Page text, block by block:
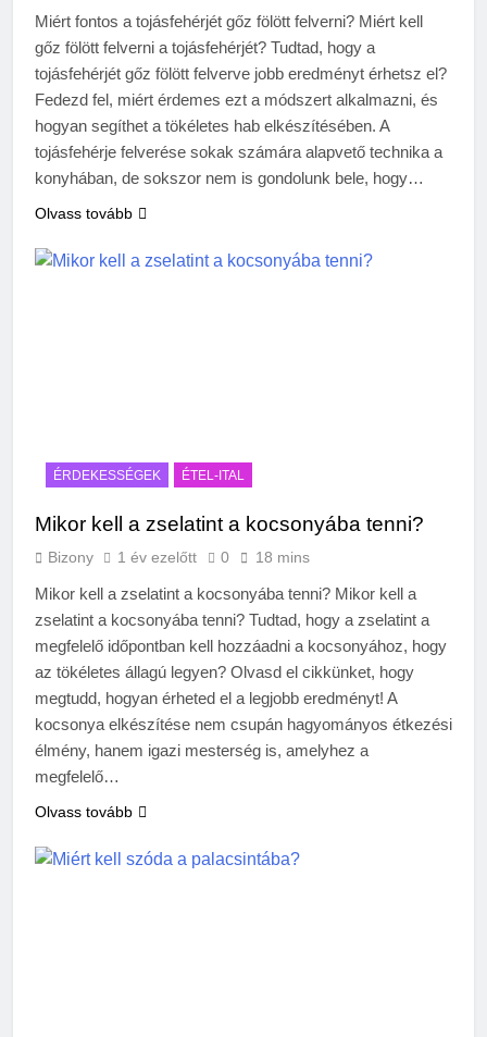
Miért fontos a tojásfehérjét gőz fölött felverni? Miért kell
gőz fölött felverni a tojásfehérjét? Tudtad, hogy a
tojásfehérjét gőz fölött felverve jobb eredményt érhetsz el?
Fedezd fel, miért érdemes ezt a módszert alkalmazni, és
hogyan segíthet a tökéletes hab elkészítésében. A
tojásfehérje felverése sokak számára alapvető technika a
konyhában, de sokszor nem is gondolunk bele, hogy…
Olvass tovább
ÉRDEKESSÉGEK ÉTEL-ITAL
Mikor kell a zselatint a kocsonyába tenni?
Bizony 1 év ezelőtt 0 18 mins
Mikor kell a zselatint a kocsonyába tenni? Mikor kell a
zselatint a kocsonyába tenni? Tudtad, hogy a zselatint a
megfelelő időpontban kell hozzáadni a kocsonyához, hogy
az tökéletes állagú legyen? Olvasd el cikkünket, hogy
megtudd, hogyan érheted el a legjobb eredményt! A
kocsonya elkészítése nem csupán hagyományos étkezési
élmény, hanem igazi mesterség is, amelyhez a
megfelelő…
Olvass tovább